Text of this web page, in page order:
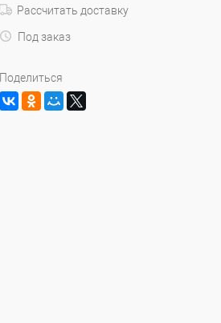
Рассчитать доставку
Под заказ
Поделиться